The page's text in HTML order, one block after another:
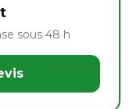
sous 48 h